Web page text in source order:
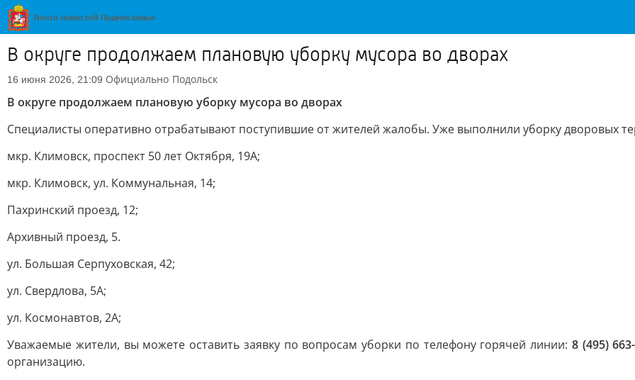
В округе продолжаем плановую уборку мусора во дворах
16 июня 2026, 21:09 Официально Подольск
В округе продолжаем плановую уборку мусора во дворах
Специалисты оперативно отрабатывают поступившие от жителей жалобы. Уже выполнили уборку дворовых
мкр. Климовск, проспект 50 лет Октября, 19А;
мкр. Климовск, ул. Коммунальная, 14;
Пахринский проезд, 12;
Архивный проезд, 5.
ул. Большая Серпуховская, 42;
ул. Свердлова, 5А;
ул. Космонавтов, 2А;
Уважаемые жители, вы можете оставить заявку по вопросам уборки по телефону горячей линии: 8 (495)
организацию.